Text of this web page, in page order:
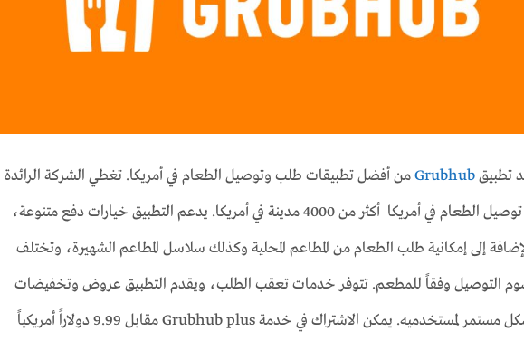
تطبيقGrubhubمن أفضل تطبيقات طلب وتوصيل الطعام في أمريكا. تغطي الشركة الرائدة
في توصيل الطعام في أمريكا أكثر من 4000 مدينة في أمريكا. يدعم التطبيق خيارات دفع متنوعة،
إلى إمكانية طلب الطعام من المطاعم المحلية وكذلك سلاسل المطاعم الشهيرة، وتختلف
التوصيل وفقاً للمطعم. تتوفر خدمات تعقب الطلب، ويقدم التطبيق عروض وتخفيضات
بشكل مستمر لمستخدميه. يمكن الاشتراك في خدمة Grubhub plus مقابل 9.99 دولاراً أمريكياً